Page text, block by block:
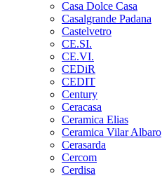
Casa Dolce Casa
Casalgrande Padana
Castelvetro
CE.SI.
CE.VI.
CEDiR
CEDIT
Century
Ceracasa
Ceramica Elias
Ceramica Vilar Albaro
Cerasarda
Cercom
Cerdisa